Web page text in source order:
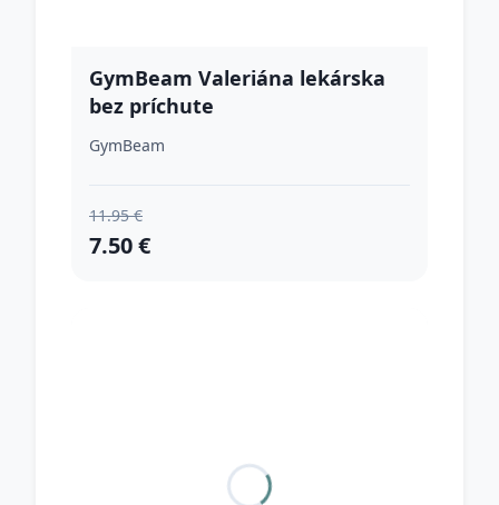
GymBeam Valeriána lekárska
bez príchute
GymBeam
11.95 €
7.50 €